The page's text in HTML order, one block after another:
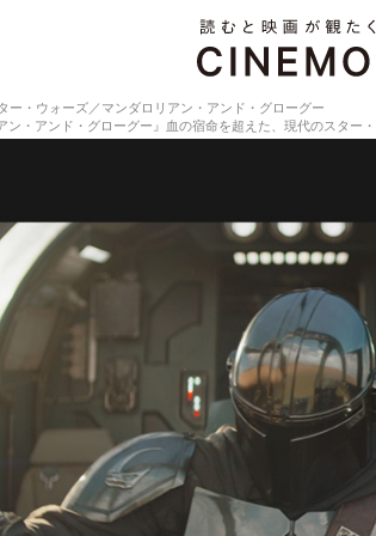
ー・ウォーズ／マンダロリアン・アンド・グローグー
ン・アンド・グローグー』血の宿命を超えた、現代のスタ